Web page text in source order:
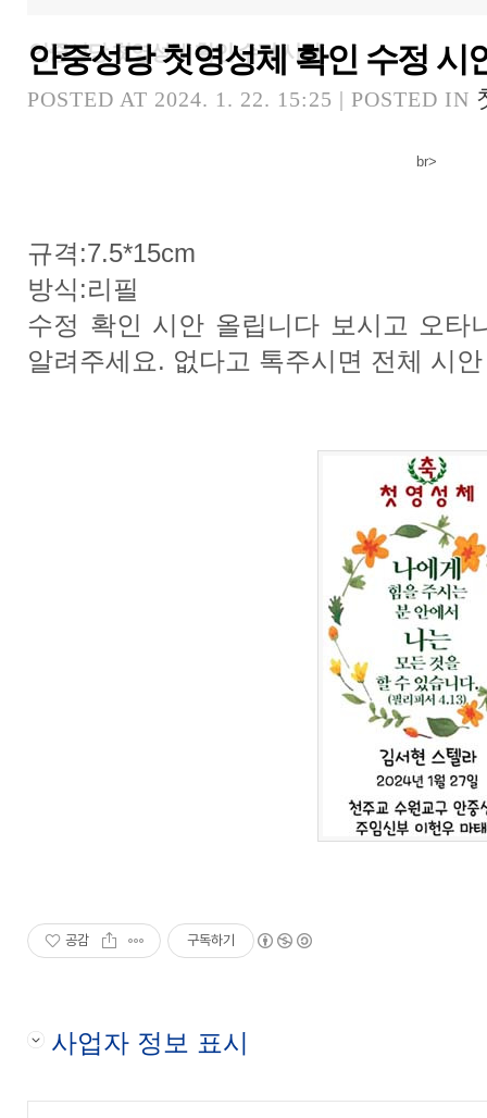
안중성당 첫영성체 확인 수정 시안
안중성당 첫영성체 확인 수정 시
POSTED AT 2024. 1. 22. 15:25 | POSTED IN
br>
규격:7.5*15cm
방식:리필
수정 확인 시안 올립니다 보시고 오타
알려주세요. 없다고 톡주시면 전체 시
공감 구독하기
사업자 정보 표시